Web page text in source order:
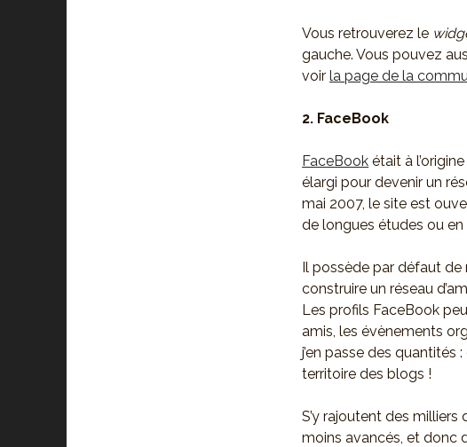
Vous retrouverez le
gauche. Vous pouvez
voirla page de la
2. FaceBook
FaceBook était à
élargi pour devenir un
mai 2007, le site est
de longues études ou en
Il possède par défaut
construire un réseau
Les profils FaceBook
amis, les évènements
j’en passe des
territoire des blogs !
S’y rajoutent des
moins avancés, et donc